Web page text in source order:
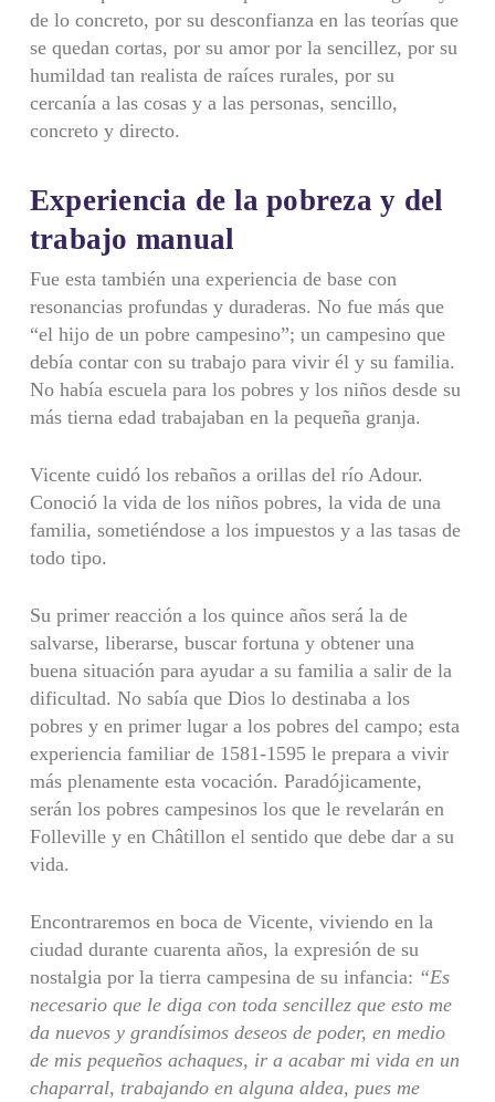
de lo concreto, por su desconfianza en las teorías que
se quedan cortas, por su amor por la sencillez, por su
humildad tan realista de raíces rurales, por su
cercanía a las cosas y a las personas, sencillo,
concreto y directo.
Experiencia de la pobreza y del
trabajo manual
Fue esta también una experiencia de base con
resonancias profundas y duraderas. No fue más que
“el hijo de un pobre campesino”; un campesino que
debía contar con su trabajo para vivir él y su familia.
No había escuela para los pobres y los niños desde su
más tierna edad trabajaban en la pequeña granja.
Vicente cuidó los rebaños a orillas del río Adour.
Conoció la vida de los niños pobres, la vida de una
familia, sometiéndose a los impuestos y a las tasas de
todo tipo.
Su primer reacción a los quince años será la de
salvarse, liberarse, buscar fortuna y obtener una
buena situación para ayudar a su familia a salir de la
dificultad. No sabía que Dios lo destinaba a los
pobres y en primer lugar a los pobres del campo; esta
experiencia familiar de 1581-1595 le prepara a vivir
más plenamente esta vocación. Paradójicamente,
serán los pobres campesinos los que le revelarán en
Folleville y en Châtillon el sentido que debe dar a su
vida.
Encontraremos en boca de Vicente, viviendo en la
ciudad durante cuarenta años, la expresión de su
nostalgia por la tierra campesina de su infancia: “Es
necesario que le diga con toda sencillez que esto me
da nuevos y grandísimos deseos de poder, en medio
de mis pequeños achaques, ir a acabar mi vida en un
chaparral, trabajando en alguna aldea, pues me